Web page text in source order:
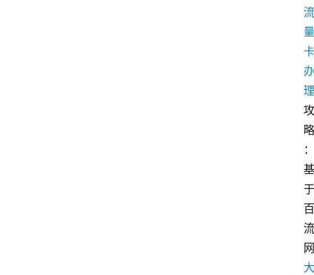
流
量
卡
办
理
攻
略
：
基
于
百
流
网
大